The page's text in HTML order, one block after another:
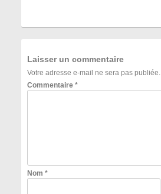
Laisser un commentaire
Votre adresse e-mail ne sera pas publiée.
Commentaire *
Nom *